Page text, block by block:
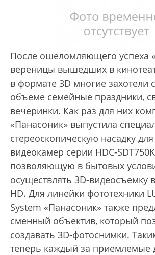
После ошеломляющего успеха
вереницы вышедших в
в формате 3D многие захотели
объеме семейные праздники,
вечеринки. Как раз для них
«Панасоник» выпустила
стереоскопическую насадку
видеокамер серии HDC-
позволяющую в бытовых
осуществлять 3D-видеосъемку
HD. Для линейки фототехники
System «Панасоник» также
сменный объектив, который
создавать 3D-фотоснимки.
теперь каждый за приемлемые